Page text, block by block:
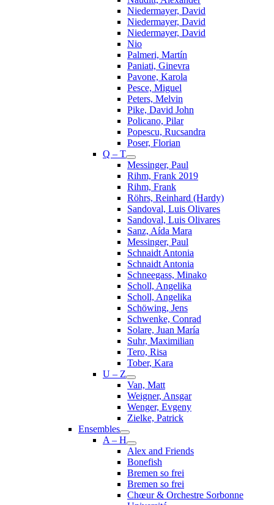
Niedermayer, David
Niedermayer, David
Niedermayer, David
Nio
Palmeri, Martín
Paniati, Ginevra
Pavone, Karola
Pesce, Miguel
Peters, Melvin
Pike, David John
Policano, Pilar
Popescu, Rucsandra
Poser, Florian
Q – T
Messinger, Paul
Rihm, Frank 2019
Rihm, Frank
Röhrs, Reinhard (Hardy)
Sandoval, Luis Olivares
Sandoval, Luis Olivares
Sanz, Aída Mara
Messinger, Paul
Schnaidt Antonia
Schnaidt Antonia
Schneegass, Minako
Scholl, Angelika
Scholl, Angelika
Schöwing, Jens
Schwenke, Conrad
Solare, Juan María
Suhr, Maximilian
Tero, Risa
Tober, Kara
U – Z
Van, Matt
Weigner, Ansgar
Wenger, Evgeny
Zielke, Patrick
Ensembles
A – H
Alex and Friends
Bonefish
Bremen so frei
Bremen so frei
Chœur & Orchestre Sorbonne